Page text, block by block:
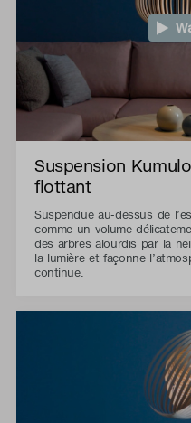
Suspension
flottant
Suspendue au-dessus de
comme un volume
des arbres alourdis par la
la lumière et façonne
continue.